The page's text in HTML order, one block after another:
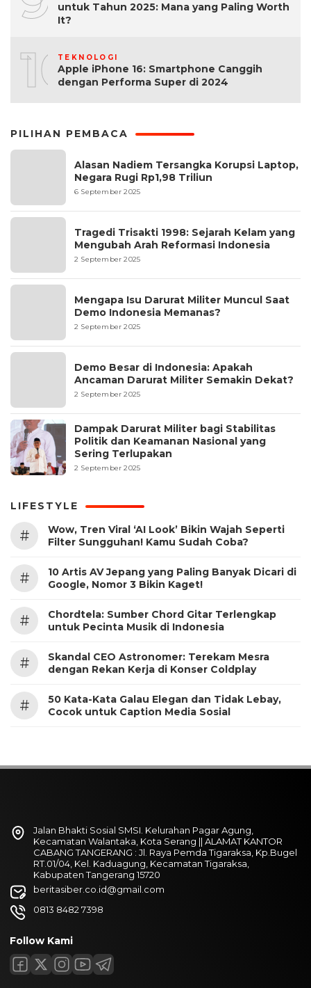
untuk Tahun 2025: Mana yang Paling Worth
It?
10TEKNOLOGI
Apple iPhone 16: Smartphone Canggih
dengan Performa Super di 2024
PILIHAN PEMBACA
Alasan Nadiem Tersangka Korupsi Laptop,
Negara Rugi Rp1,98 Triliun
6 September 2025
Tragedi Trisakti 1998: Sejarah Kelam yang
Mengubah Arah Reformasi Indonesia
2 September 2025
Mengapa Isu Darurat Militer Muncul Saat
Demo Indonesia Memanas?
2 September 2025
Demo Besar di Indonesia: Apakah
Ancaman Darurat Militer Semakin Dekat?
2 September 2025
Dampak Darurat Militer bagi Stabilitas
Politik dan Keamanan Nasional yang
Sering Terlupakan
2 September 2025
LIFESTYLE
#
Wow, Tren Viral ‘AI Look’ Bikin Wajah Seperti
Filter Sungguhan! Kamu Sudah Coba?
#
10 Artis AV Jepang yang Paling Banyak Dicari di
Google, Nomor 3 Bikin Kaget!
#
Chordtela: Sumber Chord Gitar Terlengkap
untuk Pecinta Musik di Indonesia
#
Skandal CEO Astronomer: Terekam Mesra
dengan Rekan Kerja di Konser Coldplay
#
50 Kata-Kata Galau Elegan dan Tidak Lebay,
Cocok untuk Caption Media Sosial
Jalan Bhakti Sosial SMSI. Kelurahan Pagar Agung,
Kecamatan Walantaka, Kota Serang || ALAMAT KANTOR
CABANG TANGERANG : Jl. Raya Pemda Tigaraksa, Kp.Bugel
RT.01/04, Kel. Kaduagung, Kecamatan Tigaraksa,
Kabupaten Tangerang 15720
beritasiber.co.id@gmail.com
0813 8482 7398
Follow Kami